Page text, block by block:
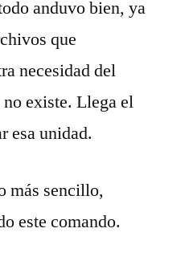
anduvo bien, ya
que
necesidad del
existe. Llega el
esa unidad.
más sencillo,
este comando.